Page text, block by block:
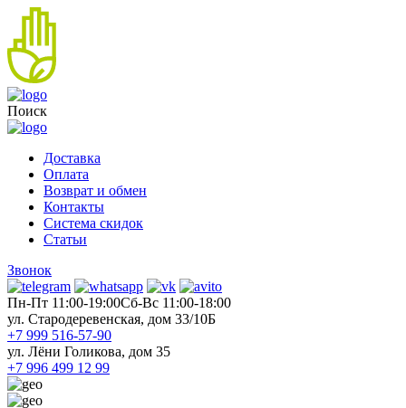
Поиск
Доставка
Оплата
Возврат и обмен
Контакты
Система скидок
Статьи
Звонок
Пн-Пт 11:00-19:00Cб-Вс 11:00-18:00
ул. Стародеревенская, дом 33/10Б
+7 999 516-57-90
ул. Лёни Голикова, дом 35
+7 996 499 12 99